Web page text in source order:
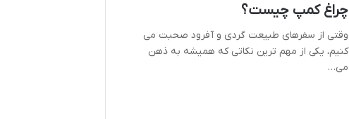
چراغ کمپ چیست؟
وقتی از سفرهای طبیعت گردی و آفرود صحبت می
کنیم، یکی از مهم ترین نکاتی که همیشه به ذهن
می…